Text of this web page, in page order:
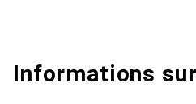
Informations